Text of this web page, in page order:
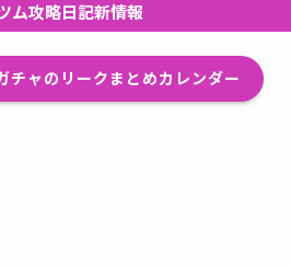
ム攻略日記新情報
ャのリークまとめカレンダー